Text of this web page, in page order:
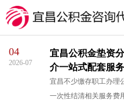
04
2026-07
宜昌公积金垫资
介一站式配套服务
宜昌不少缴存职工办理
一次性结清相关服务费